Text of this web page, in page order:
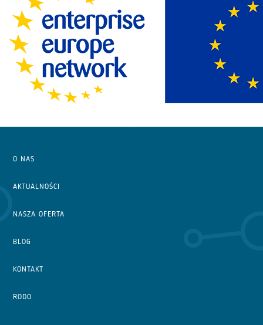
O NAS
AKTUALNOŚCI
NASZA OFERTA
BLOG
KONTAKT
RODO